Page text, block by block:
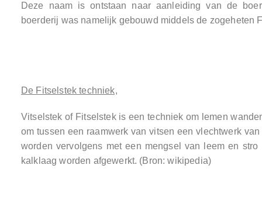
Deze naam is ontstaan naar aanleiding van de
boerderij was namelijk gebouwd middels de zogeheten
De Fitselstek techniek,
Vitselstek of Fitselstek is een techniek om lemen
om tussen een raamwerk van vitsen een vlechtwerk
worden vervolgens met een mengsel van leem en
kalklaag worden afgewerkt. (Bron: wikipedia)